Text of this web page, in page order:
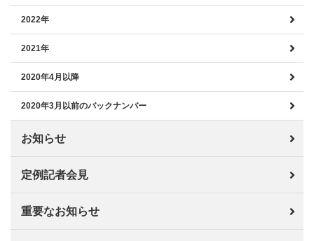
2022年
2021年
2020年4月以降
2020年3月以前のバックナンバー
お知らせ
定例記者会見
重要なお知らせ